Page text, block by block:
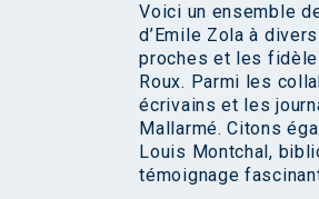
Voici un ensemble
d’Emile Zola à
proches et les
Roux. Parmi les
écrivains et les
Mallarmé. Citons
Louis Montchal,
témoignage